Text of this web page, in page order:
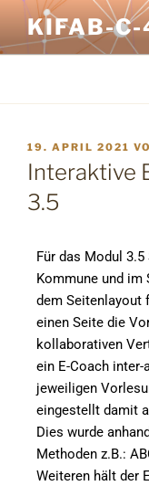
KIFAB-
19. APRIL 2021
Interaktive
3.5
Für das Modul
Kommune und im
dem Seitenlayout
einen Seite die
kollaborativen
ein E-Coach
jeweiligen
eingestellt damit
Dies wurde
Methoden z.B.:
Weiteren hält der